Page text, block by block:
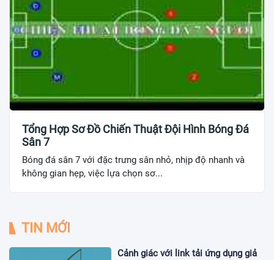
Tổng Hợp Sơ Đồ Chiến Thuật Đội Hình Bóng Đá
Sân 7
Bóng đá sân 7 với đặc trưng sân nhỏ, nhịp độ nhanh và
không gian hẹp, việc lựa chọn sơ...
TIN MỚI
Cảnh giác với link tải ứng dụng giả